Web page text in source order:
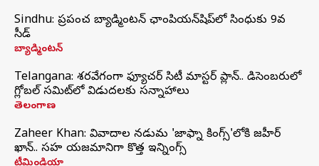
Sindhu: ప్రపంచ బ్యాడ్మింటన్‌ ఛాంపియన్‌షిప్‌లో సింధుకు 9వ
సీడ్
బ్యాడ్మింటన్
Telangana: శరవేగంగా ఫ్యూచర్ సిటీ మాస్టర్ ప్లాన్.. డిసెంబరులో
గ్లోబల్‌ సమిట్‌లో విడుదలకు సన్నాహాలు
తెలంగాణ
Zaheer Khan: వివాదాల నడుమ 'జాఫ్నా కింగ్స్'లోకి జహీర్
ఖాన్.. సహ యజమానిగా కొత్త ఇన్నింగ్స్